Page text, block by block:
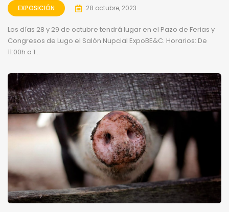
EXPOSICIÓN 28 octubre, 2023
Los días 28 y 29 de octubre tendrá lugar en el Pazo de Ferias y
Congresos de Lugo el Salón Nupcial ExpoBE&C. Horarios: De
11:00h a 1...